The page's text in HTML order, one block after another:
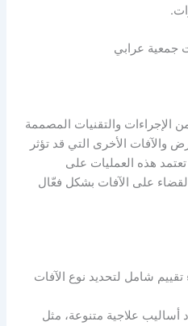
والتقنيات المصممة
والآفات الأخرى التي قد تؤثر
هذه العمليات على
على الآفات بشكل فعّال
تقييم شامل لتحديد نوع الآفات
أساليب علاجية متنوعة، مثل